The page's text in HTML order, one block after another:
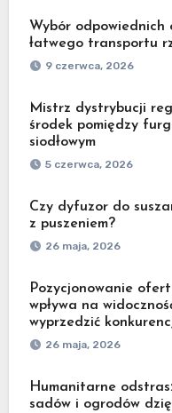
Wybór odpowiednich
łatwego transportu
9 czerwca, 2026
Mistrz dystrybucji
środek pomiędzy
siodłowym
5 czerwca, 2026
Czy dyfuzor do
z puszeniem?
26 maja, 2026
Pozycjonowanie
wpływa na
wyprzedzić
26 maja, 2026
Humanitarne
sadów i ogrodów